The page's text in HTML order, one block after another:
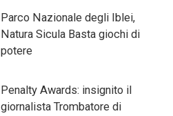
Parco Nazionale degli Iblei,
Natura Sicula Basta giochi di
potere
Penalty Awards: insignito il
giornalista Trombatore di